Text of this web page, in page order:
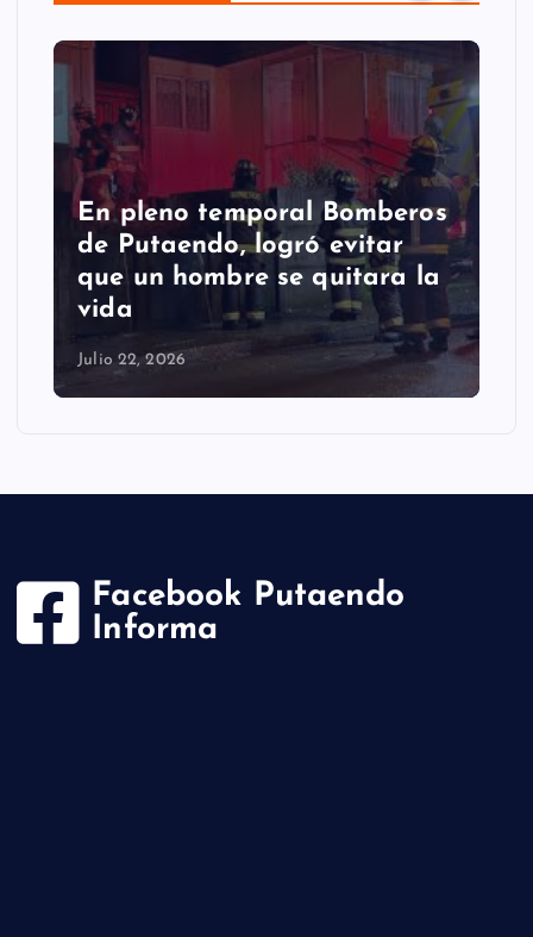
En pleno temporal Bomberos
de Putaendo, logró evitar
que un hombre se quitara la
vida
Julio 22, 2026
Facebook Putaendo
Informa